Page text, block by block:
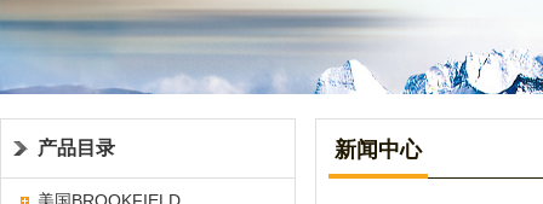
产品目录 新闻中心